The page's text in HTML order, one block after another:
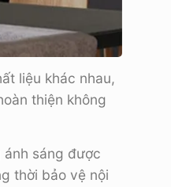
liệu khác nhau,
thiện không
sáng được
thời bảo vệ nội